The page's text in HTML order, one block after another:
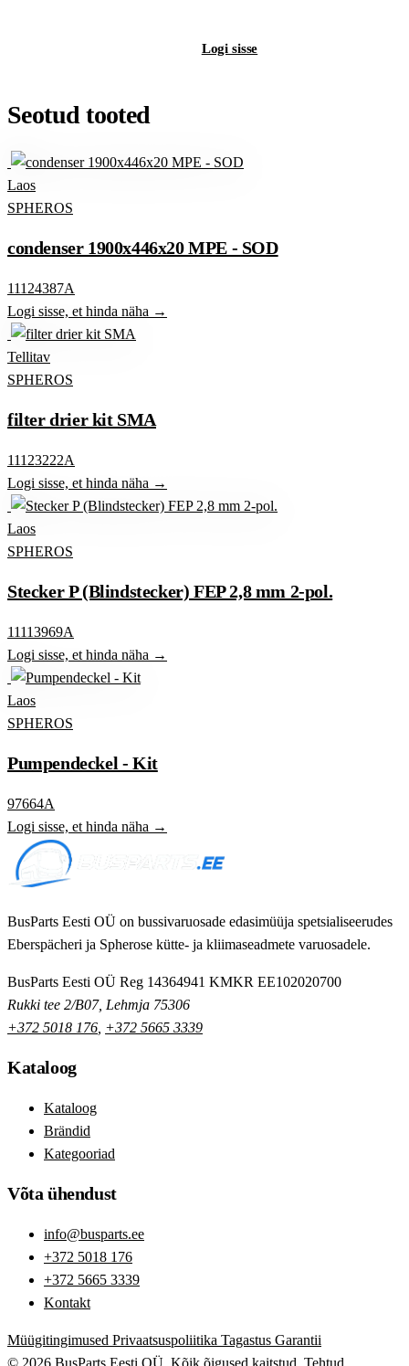
Logi sisse
Seotud tooted
Laos
SPHEROS
condenser 1900x446x20 MPE - SOD
11124387A
Logi sisse, et hinda näha →
Tellitav
SPHEROS
filter drier kit SMA
11123222A
Logi sisse, et hinda näha →
Laos
SPHEROS
Stecker P (Blindstecker) FEP 2,8 mm 2-pol.
11113969A
Logi sisse, et hinda näha →
Laos
SPHEROS
Pumpendeckel - Kit
97664A
Logi sisse, et hinda näha →
BusParts Eesti OÜ on bussivaruosade edasimüüja spetsialiseerudes
Eberspächeri ja Spherose kütte- ja kliimaseadmete varuosadele.
BusParts Eesti OÜ Reg 14364941 KMKR EE102020700
Rukki tee 2/B07, Lehmja 75306
+372 5018 176 +372 5665 3339
Kataloog
Kataloog
Brändid
Kategooriad
Võta ühendust
info@busparts.ee
+372 5018 176
+372 5665 3339
Kontakt
Müügitingimused Privaatsuspoliitika Tagastus Garantii
© 2026 BusParts Eesti OÜ. Kõik õigused kaitstud. Tehtud